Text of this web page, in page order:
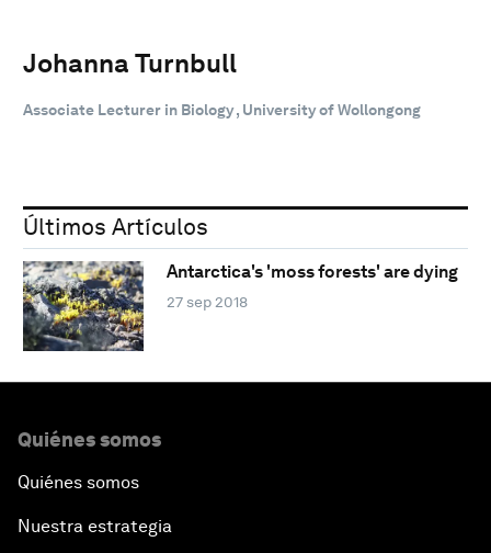
Johanna Turnbull
Associate Lecturer in Biology , University of Wollongong
Últimos Artículos
Antarctica's 'moss forests' are dying
27 sep 2018
Quiénes somos
Quiénes somos
Nuestra estrategia